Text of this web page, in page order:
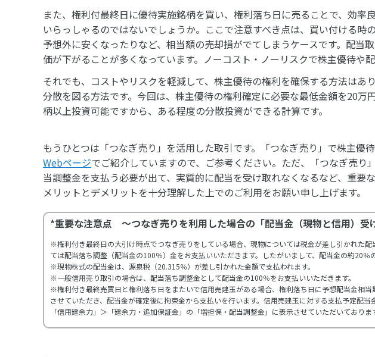
また、権利付最終日に優待実施銘柄を買い、権利落ち日に売ることで、効率
いらっしゃるのではないでしょうか。ここで注意すべき点は、買い付ける時
予想外に安くなったりなど、相当額の売却損がでてしまうケースです。配当
価が下がることが多くなっています。ノーコスト・ノーリスクで株主優待や
それでも、コストやリスクを軽減して、株主優待の権利を確保する方法はあ
分散を図る方法です。今回は、株主優待の権利確定に必要な最低金額を20万
柄以上投資可能ですから、ある程度の分散投資ができる計算です。
もうひとつは「つなぎ売り」を活用した取引です。「つなぎ売り」で株主優
Webページでご紹介していますので、ご参考ください。ただ、「つなぎ売り
当調整金を支払う必要が出て、実質的に配当を受け取れなくなるなど、重要
メリットとデメリットを十分理解した上でのご利用をお願い申し上げます。
*重要な注意点 ～つなぎ売りを利用した場合の「配当金（現物と信用）受
※権利付き最終日の大引け時点でつなぎ売りをしている場合、現物については税金が差し引かれた
ては配当落ち調整（配当金の100％）金をお支払いいただきます。したがいまして、配当金の約20％
※現物株式の配当金は、源泉税（20.315％）が差し引かれた金額で支払われます。
※一般信用売り取引の場合は、配当落ち調整金として配当金の100％をお支払いいただきます。
※権利付き最終売買日と権利落ち日をまたいで信用売建玉がある場合、権利落ち日に予想配当金相
させていただき、配当金が確定後に拘束金から支払いを行います。信用売建玉に対する支払予定配
「信用建余力」＞「建余力・追加保証金」の「増担保・配当調整金」に表示させていただいておりま